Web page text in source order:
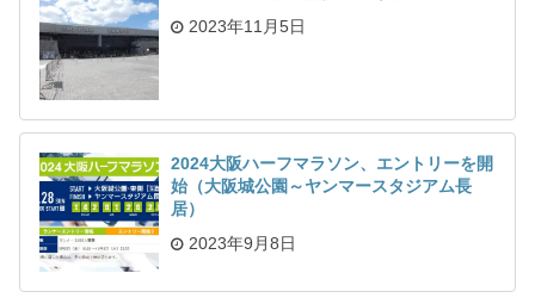
2023年11月5日
2024大阪ハーフマラソン、エントリーを開
始（大阪城公園～ヤンマースタジアム長
居）
2023年9月8日